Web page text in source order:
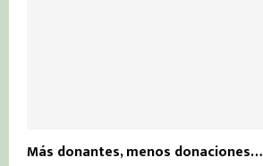
Más donantes, menos donaciones…